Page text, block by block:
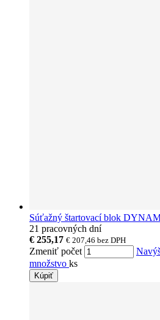
Súťažný štartovací blok
21 pracovných dní
€ 255,17 € 207,46 bez DPH
Zmeniť počet
množstvo ks
Kúpiť